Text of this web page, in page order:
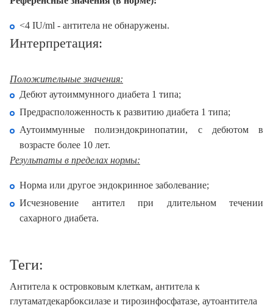
<4 IU/ml - антитела не обнаружены.
Интерпретация:
Положительные значения:
Дебют аутоиммунного диабета 1 типа;
Предрасположенность к развитию диабета 1 типа;
Аутоиммунные полиэндокринопатии, с дебютом в
возрасте более 10 лет.
Результаты в пределах нормы:
Норма или другое эндокринное заболевание;
Исчезновение антител при длительном течении
сахарного диабета.
Теги:
Антитела к островковым клеткам, антитела к
глутаматдекарбоксилазе и тирозинфосфатазе, аутоантитела